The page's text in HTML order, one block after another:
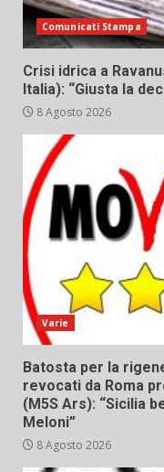
Comunicati Stampa
Crisi idrica a
Italia): “Giusta la
8 Agosto 2026
Varie
Batosta per la
revocati da Roma
(M5S Ars): “Sicilia
Meloni”
8 Agosto 2026